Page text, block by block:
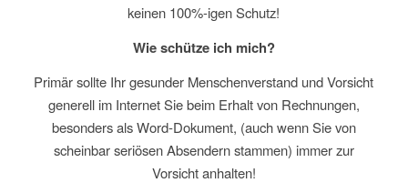
keinen 100%-igen Schutz!
Wie schütze ich mich?
Primär sollte Ihr gesunder Menschenverstand und Vorsicht
generell im Internet Sie beim Erhalt von Rechnungen,
besonders als Word-Dokument, (auch wenn Sie von
scheinbar seriösen Absendern stammen) immer zur
Vorsicht anhalten!